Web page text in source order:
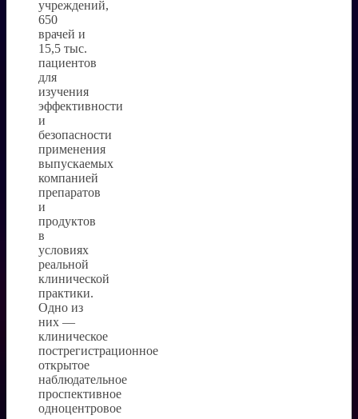
учреждений,
650
врачей и
15,5 тыс.
пациентов
для
изучения
эффективности
и
безопасности
применения
выпускаемых
компанией
препаратов
и
продуктов
в
условиях
реальной
клинической
практики.
Одно из
них —
клиническое
пострегистрационное
открытое
наблюдательное
проспективное
одноцентровое